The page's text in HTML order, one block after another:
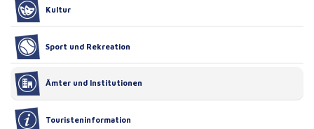
Kultur
Sport und Rekreation
Ämter und Institutionen
Touristeninformation